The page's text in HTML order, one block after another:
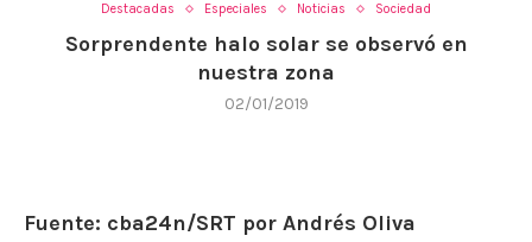
Destacadas Especiales Noticias Sociedad
Sorprendente halo solar se observó en
nuestra zona
02/01/2019
Fuente: cba24n/SRT por Andrés Oliva